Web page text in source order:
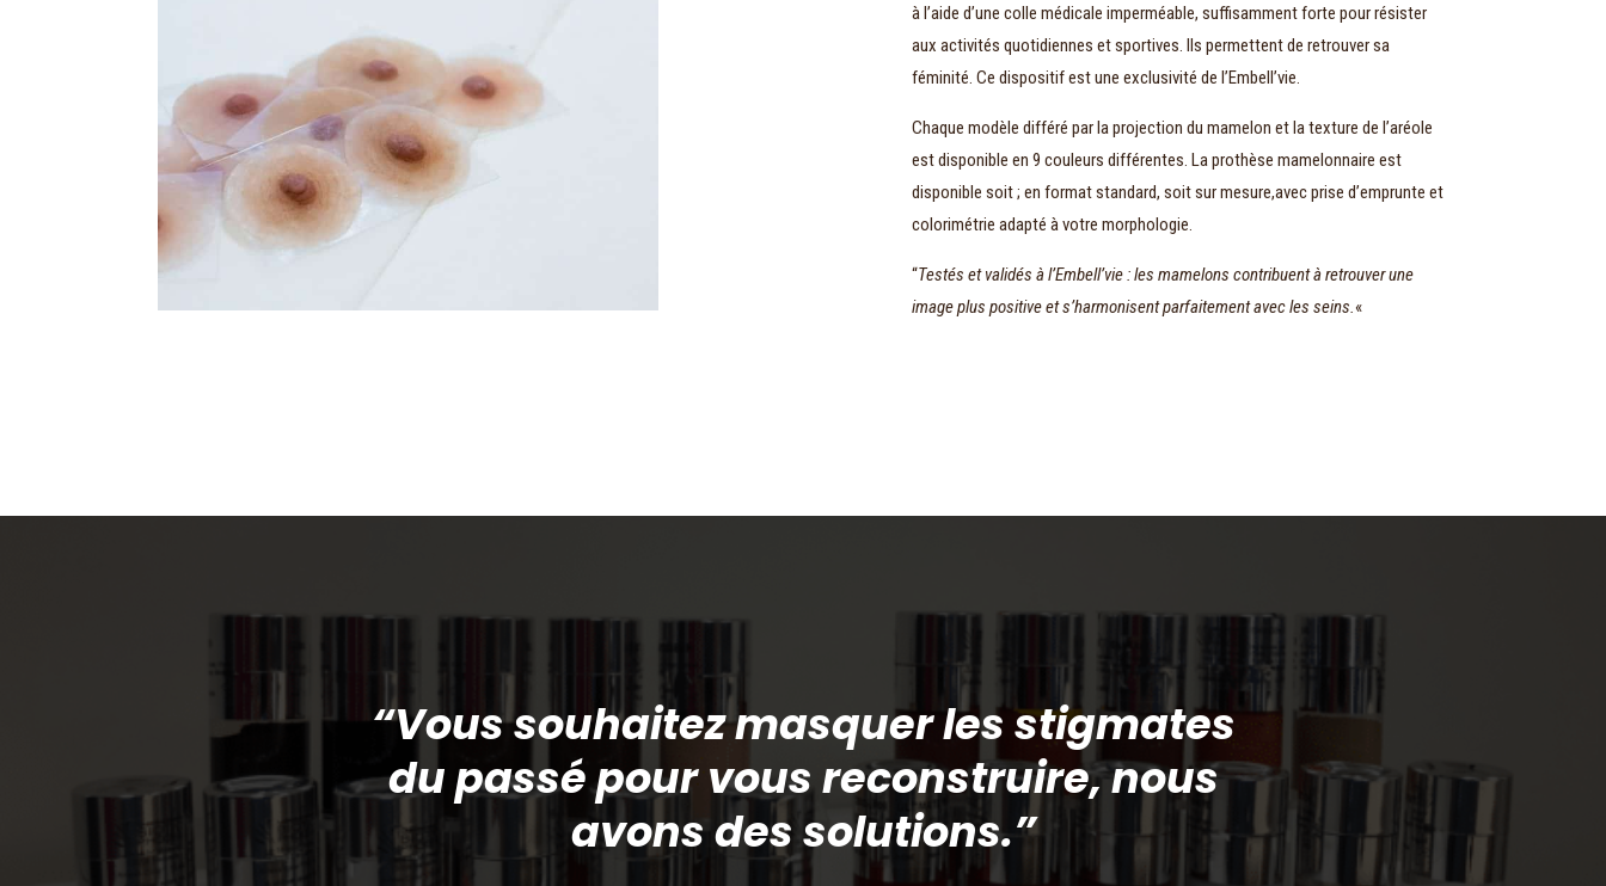
à l’aide d’une colle médicale imperméable, suffisamment forte pour résister
aux activités quotidiennes et sportives. Ils permettent de retrouver sa
féminité. Ce dispositif est une exclusivité de l’Embell’vie.
Chaque modèle différé par la projection du mamelon et la texture de l’aréole
est disponible en 9 couleurs différentes. La prothèse mamelonnaire est
disponible soit ; en format standard, soit sur mesure,avec prise d’emprunte et
colorimétrie adapté à votre morphologie.
“Testés et validés à l’Embell’vie : les mamelons contribuent à retrouver une
image plus positive et s’harmonisent parfaitement avec les seins.«
“Vous souhaitez masquer les stigmates
du passé pour vous reconstruire, nous
avons des solutions.”